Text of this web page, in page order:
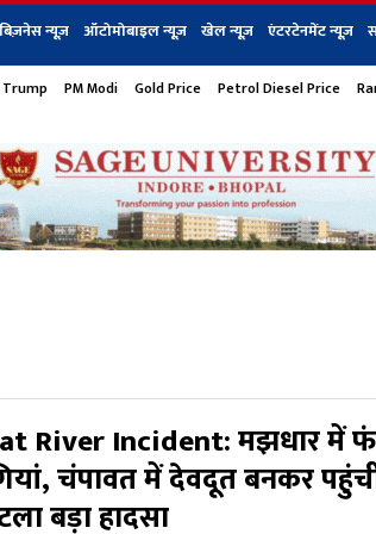
बिज़नेस न्यूज़ ऑटोमोबाइल न्यूज़ खेल न्यूज़ एंटरटेनमेंट न्यूज़
बिज़नेस टेक न्यूज धर्म
PM Modi Gold Price Petrol Diesel Price
River Incident: मझधार में
चंपावत में देवदूत बनकर
बड़ा हादसा